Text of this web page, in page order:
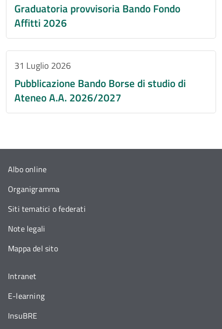
Graduatoria provvisoria Bando Fondo
Affitti 2026
31 Luglio 2026
Pubblicazione Bando Borse di studio di
Ateneo A.A. 2026/2027
Albo online
Organigramma
Siti tematici o federati
Note legali
Mappa del sito
Intranet
E-learning
InsuBRE